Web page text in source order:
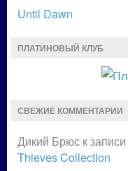
Until Dawn
ПЛАТИНОВЫЙ КЛУБ
СВЕЖИЕ КОММЕНТАРИИ
Дикий Брюс к записи
Thieves Collection